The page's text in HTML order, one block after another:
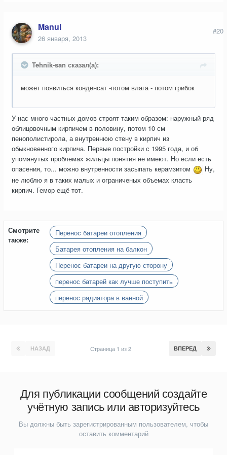
Manul
26 января, 2013
#20
Tehnik-san сказал(а):
может появиться конденсат -потом влага - потом грибок
У нас много частных домов строят таким образом: наружный ряд
облицовочным кирпичем в половину, потом 10 см
пенополистирола, а внутреннюю стену в кирпич из
обыкновенного кирпича. Первые постройки с 1995 года, и об
упомянутых проблемах жильцы понятия не имеют. Но если есть
опасения, то... можно внутренности засыпать керамзитом
Ну,
не люблю я в таких малых и ограниченых объемах класть
кирпич. Гемор ещё тот.
Смотрите
также:
Перенос батареи отопления
Батарея отопления на балкон
Перенос батареи на другую сторону
перенос батарей как лучше поступить
перенос радиатора в ванной
НАЗАД ВПЕРЕД
Страница 1 из 2
Для публикации сообщений создайте
учётную запись или авторизуйтесь
Вы должны быть зарегистрированным пользователем, чтобы
оставить комментарий